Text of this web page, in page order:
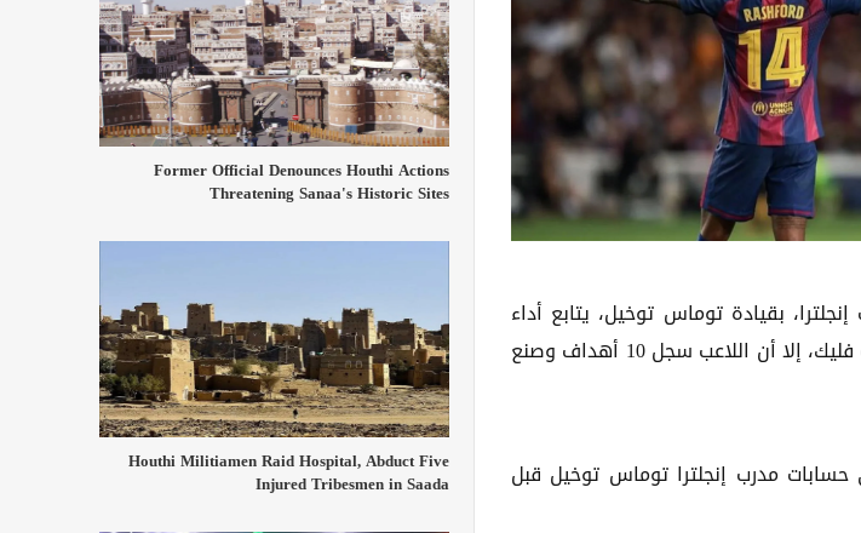
بقيادة توماس توخيل، يتابع أداء
راشفورد بإعجاب كبير هذا الموسم. ورغم أنه لا يشارك بشكل أساسي ضمن تشكيلة فليك، إلا أن اللاعب سجل 10 أهداف وصنع
حسابات مدرب إنجلترا توماس توخيل قبل
Former Official Denounces Houthi Actions
Threatening Sanaa's Historic Sites
Houthi Militiamen Raid Hospital, Abduct Five
Injured Tribesmen in Saada